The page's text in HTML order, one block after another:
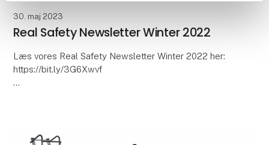
30. maj 2023
Real Safety Newsletter Winter 2022
Læs vores Real Safety Newsletter Winter 2022 her:
https://bit.ly/3G6Xwvf
direktør, T